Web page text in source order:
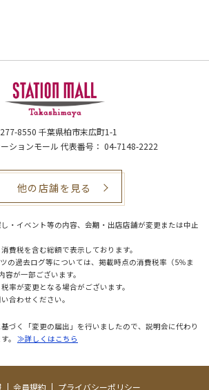
8550 千葉県柏市末広町1-1
ションモール 代表番号： 04-7148-2222
他の店舗を見る
・イベント等の内容、会期・出店店舗が変更または中止
費税を含む総額で表示しております。
の過去ログ等については、掲載時点の消費税率（5％ま
が一部ございます。
率が変更となる場合がございます。
合わせください。
づく「変更の届出」を行いましたので、説明会に代わり
。 ≫詳しくはこちら
会員規約 プライバシーポリシー